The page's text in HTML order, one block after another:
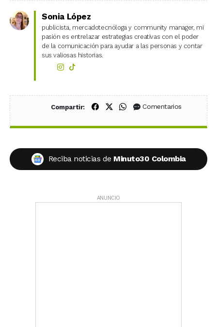
Sonia López
publicista, mercadotecnóloga y community manager, mi
pasión es entrelazar estrategias creativas con el poder
de la comunicación para ayudar a las personas y contar
sus valiosas historias.
Compartir: Compartir en Facebook
Compartir en X (Twitter)
Compartir en WhatsApp
Comentarios
Reciba noticias de Minuto30 Colombia
ANUNCIO